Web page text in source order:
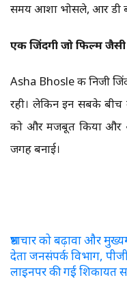
समय आशा भोसले, आर डी
एक जिंदगी जो फिल्म जैसी
Asha Bhosle की निजी
रही। लेकिन इन सबके बीच
को और मजबूत किया और
जगह बनाई।
भ्रष्टाचार को बढ़ावा और
देता जनसंपर्क विभाग,
लाइनपर की गई शिकायत